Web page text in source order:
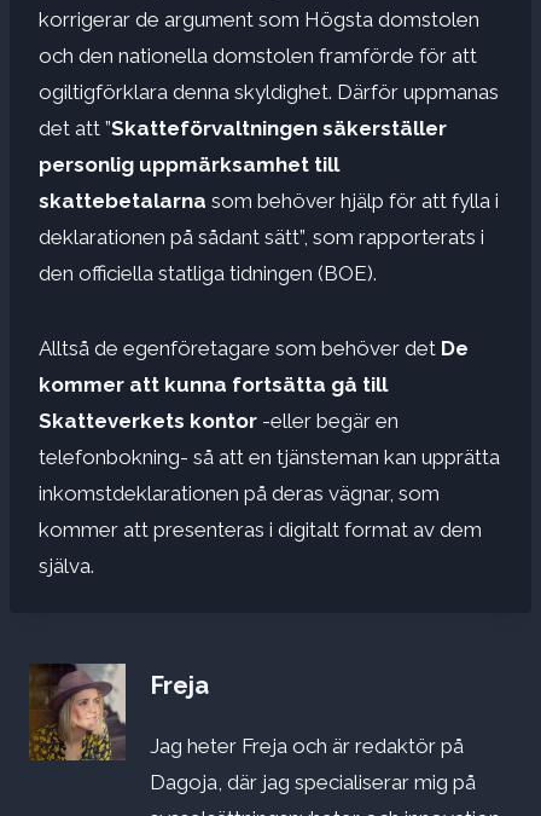
korrigerar de argument som Högsta domstolen
och den nationella domstolen framförde för att
ogiltigförklara denna skyldighet. Därför uppmanas
det att ”Skatteförvaltningen säkerställer
personlig uppmärksamhet till
skattebetalarna som behöver hjälp för att fylla i
deklarationen på sådant sätt”, som rapporterats i
den officiella statliga tidningen (BOE).
Alltså de egenföretagare som behöver det De
kommer att kunna fortsätta gå till
Skatteverkets kontor -eller begär en
telefonbokning- så att en tjänsteman kan upprätta
inkomstdeklarationen på deras vägnar, som
kommer att presenteras i digitalt format av dem
själva.
Freja
Jag heter Freja och är redaktör på
Dagoja, där jag specialiserar mig på